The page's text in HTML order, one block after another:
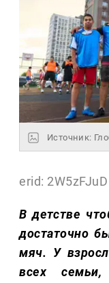
Источник:
erid:
В детстве
достаточно
мяч. У
всех